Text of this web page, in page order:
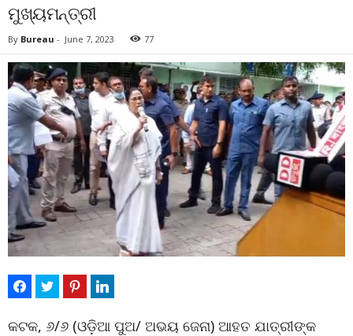
ମୁଖ୍ୟମନ୍ତ୍ରୀ
By Bureau - June 7, 2023 77
କଟକ, ୬/୬ (ଓଡ଼ିଆ ପୁଅ/ ଅଭୟ ଜେନା) ଆହତ ଯାତ୍ରୀଙ୍କ